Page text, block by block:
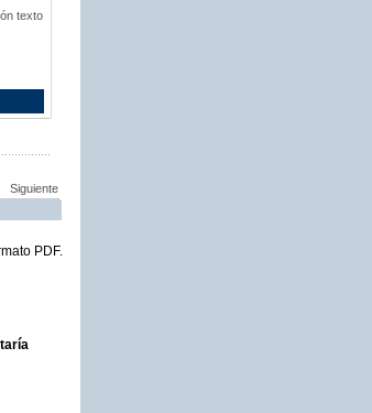
texto
Siguiente
PDF.